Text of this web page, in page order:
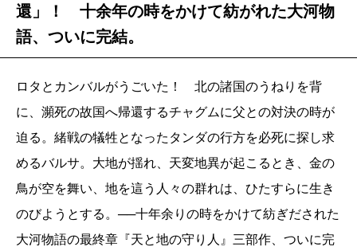
還」！ 十余年の時をかけて紡がれた大河物
語、ついに完結。
ロタとカンバルがうごいた！ 北の諸国のうねりを背
に、瀕死の故国へ帰還するチャグムに父との対決の時が
迫る。緒戦の犠牲となったタンダの行方を必死に探し求
めるバルサ。大地が揺れ、天変地異が起こるとき、金の
鳥が空を舞い、地を這う人々の群れは、ひたすらに生き
のびようとする。──十年余りの時をかけて紡ぎだされた
大河物語の最終章『天と地の守り人』三部作、ついに完